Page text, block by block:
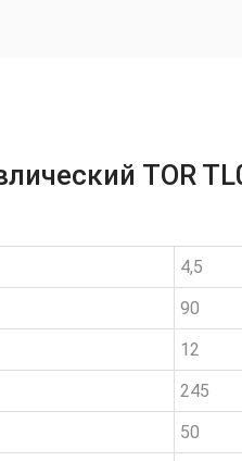
TOR
4,5
90
12
245
50